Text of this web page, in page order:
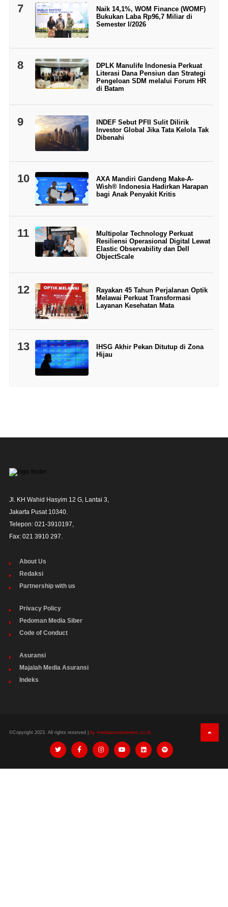
7
Naik 14,1%, WOM Finance (WOMF)
Bukukan Laba Rp96,7 Miliar di
Semester I/2026
8
DPLK Manulife Indonesia Perkuat
Literasi Dana Pensiun dan Strategi
Pengeloan SDM melalui Forum HR
di Batam
9
INDEF Sebut PFII Sulit Dilirik
Investor Global Jika Tata Kelola Tak
Dibenahi
10
AXA Mandiri Gandeng Make-A-
Wish® Indonesia Hadirkan Harapan
bagi Anak Penyakit Kritis
11
Multipolar Technology Perkuat
Resiliensi Operasional Digital Lewat
Elastic Observability dan Dell
ObjectScale
12
Rayakan 45 Tahun Perjalanan Optik
Melawai Perkuat Transformasi
Layanan Kesehatan Mata
13
IHSG Akhir Pekan Ditutup di Zona
Hijau
Jl. KH Wahid Hasyim 12 G, Lantai 3,
Jakarta Pusat 10340.
Telepon: 021-3910197,
Fax: 021 3910 297.
About Us
Redaksi
Partnership with us
Privacy Policy
Pedoman Media Siber
Code of Conduct
Asuransi
Majalah Media Asuransi
Indeks
©Copyright 2023. All rights reserved | by mediaasuransinews.co.id.